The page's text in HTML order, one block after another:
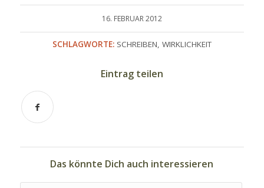
16. FEBRUAR 2012
SCHLAGWORTE: SCHREIBEN, WIRKLICHKEIT
Eintrag teilen
Das könnte Dich auch interessieren